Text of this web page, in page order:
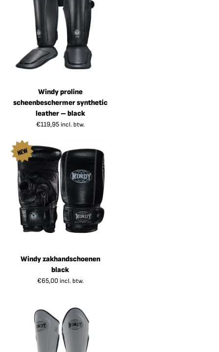
Windy proline
scheenbeschermer synthetic
leather – black
€119,95 incl. btw.
Windy zakhandschoenen
black
€65,00 incl. btw.